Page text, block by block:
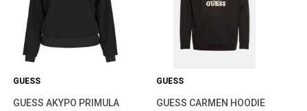
GUESS
GUESS ΑΚΥΡΟ PRIMULA
GUESS
GUESS CARMEN HOODIE